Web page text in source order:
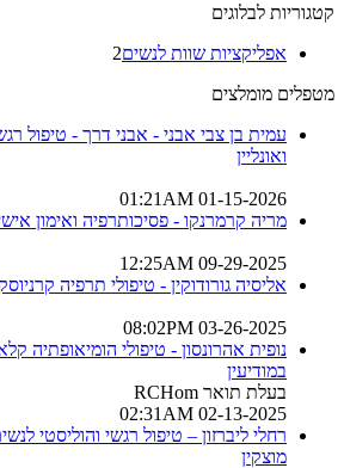
קטגוריות לבלוגים
אפליקציות שוות לנשים2
מטפלים מומלצים
עמית בן צבי אבני - אבני דרך - טיפול
ואונליין
01-15-2026 01:21AM
מריה קרמרנקו - פסיכותרפיה ואימון
09-29-2025 12:25AM
אליסיה גורודוקין - טיפולי תרפיה
03-26-2025 08:02PM
נופית אהרונסון - טיפולי הומיאופתיה
במודיעין
בעלת תואר RCHom
02-13-2025 02:31AM
רחלי ליברזון – טיפול רגשי והוליסטי
מוצקין